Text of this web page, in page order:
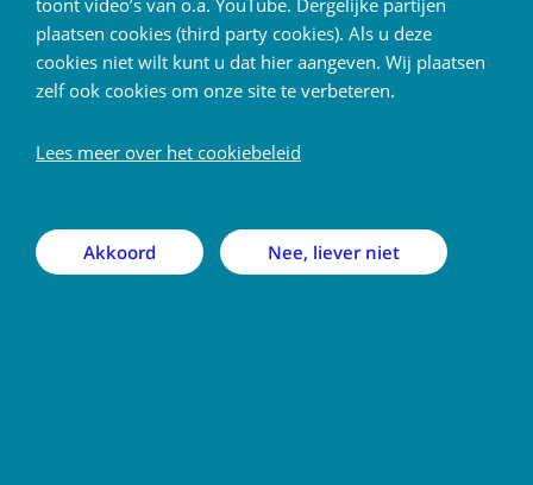
toont video’s van o.a. YouTube. Dergelijke partijen
plaatsen cookies (third party cookies). Als u deze
cookies niet wilt kunt u dat hier aangeven. Wij plaatsen
zelf ook cookies om onze site te verbeteren.
Lees meer over het cookiebeleid
Akkoord Nee, liever niet
Patient
Over CHIMEuitklapper, klik om te
Deelnemen aan onderzoekuitklapper,